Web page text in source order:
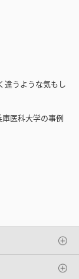
違うような気もし
医科大学の事例